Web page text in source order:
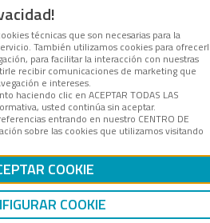
técnicas que son necesarias para la
También utilizamos cookies para
para facilitar la interacción con nuestras
recibir comunicaciones de marketing que
e intereses.
haciendo clic en ACEPTAR TODAS LAS
usted continúa sin aceptar.
entrando en nuestro CENTRO DE
sobre las cookies que utilizamos visitando
COOKIE
COOKIE